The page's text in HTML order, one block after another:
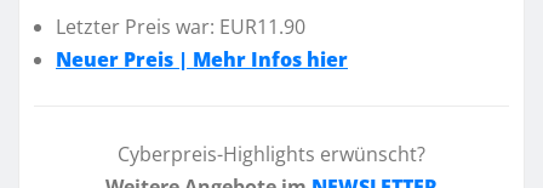
Letzter Preis war: EUR11.90
Neuer Preis | Mehr Infos hier
Cyberpreis-Highlights erwünscht?